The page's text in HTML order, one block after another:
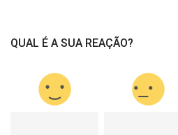
QUAL É A SUA REAÇÃO?